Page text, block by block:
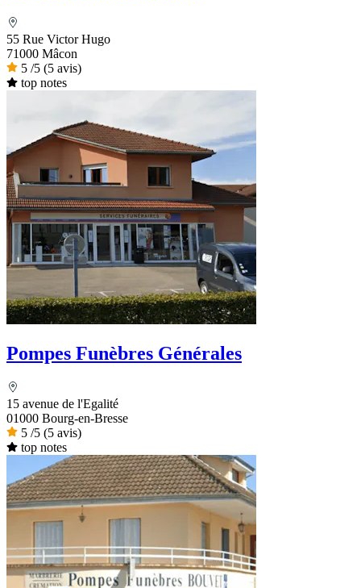
55 Rue Victor Hugo
71000 Mâcon
5 /5 (5 avis)
top notes
Pompes Funèbres Générales
15 avenue de l'Egalité
01000 Bourg-en-Bresse
5 /5 (5 avis)
top notes